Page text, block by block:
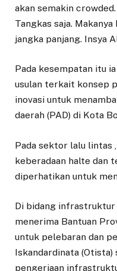
akan semakin
Tangkas saja.
jangka panjang. Insya
Pada kesempatan itu
usulan terkait konsep
inovasi untuk
daerah (PAD) di Kota
Pada sektor lalu lintas
keberadaan halte dan
diperhatikan untuk
Di bidang infrastruktur
menerima Bantuan
untuk pelebaran dan
Iskandardinata
pengerjaan